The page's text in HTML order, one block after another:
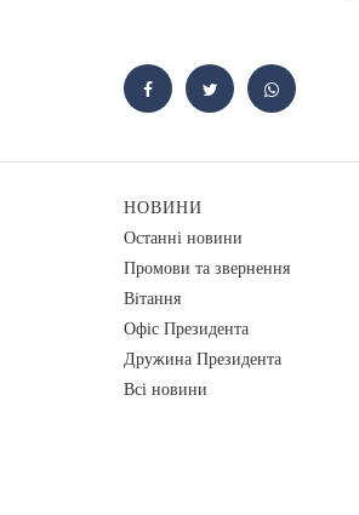
НОВИНИ
Останні новини
Промови та звернення
Вiтання
Офіс Президента
Дружина Президента
Всі новини